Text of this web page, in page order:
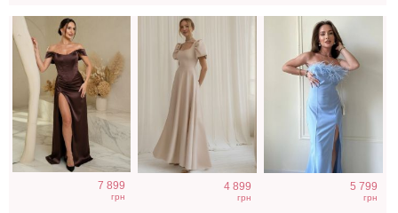
7 899
грн
4 899
грн
5 799
грн